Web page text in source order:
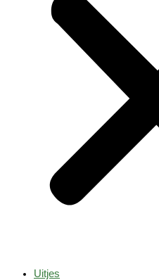
Uitjes